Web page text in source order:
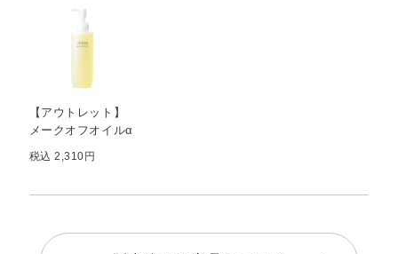
【アウトレット】
メークオフオイルα
税込 2,310円